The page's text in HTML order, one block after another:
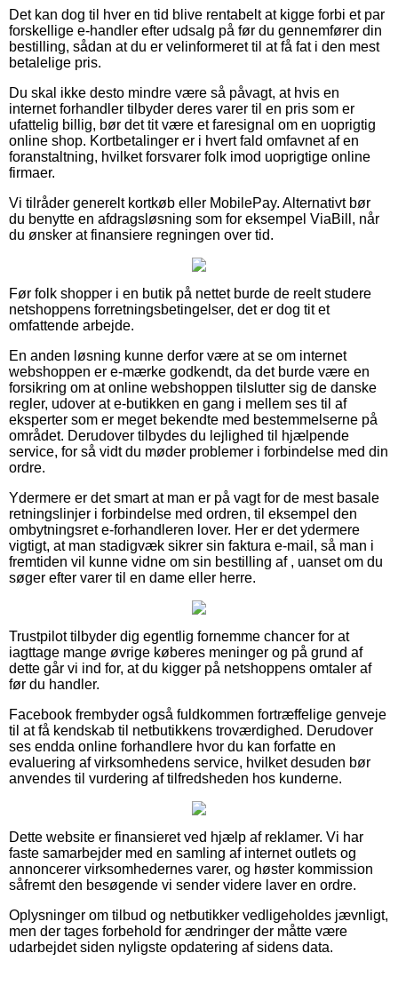
Det kan dog til hver en tid blive rentabelt at kigge forbi et par
forskellige e-handler efter udsalg på før du gennemfører din
bestilling, sådan at du er velinformeret til at få fat i den mest
betalelige pris.
Du skal ikke desto mindre være så påvagt, at hvis en
internet forhandler tilbyder deres varer til en pris som er
ufattelig billig, bør det tit være et faresignal om en uoprigtig
online shop. Kortbetalinger er i hvert fald omfavnet af en
foranstaltning, hvilket forsvarer folk imod uoprigtige online
firmaer.
Vi tilråder generelt kortkøb eller MobilePay. Alternativt bør
du benytte en afdragsløsning som for eksempel ViaBill, når
du ønsker at finansiere regningen over tid.
Før folk shopper i en butik på nettet burde de reelt studere
netshoppens forretningsbetingelser, det er dog tit et
omfattende arbejde.
En anden løsning kunne derfor være at se om internet
webshoppen er e-mærke godkendt, da det burde være en
forsikring om at online webshoppen tilslutter sig de danske
regler, udover at e-butikken en gang i mellem ses til af
eksperter som er meget bekendte med bestemmelserne på
området. Derudover tilbydes du lejlighed til hjælpende
service, for så vidt du møder problemer i forbindelse med din
ordre.
Ydermere er det smart at man er på vagt for de mest basale
retningslinjer i forbindelse med ordren, til eksempel den
ombytningsret e-forhandleren lover. Her er det ydermere
vigtigt, at man stadigvæk sikrer sin faktura e-mail, så man i
fremtiden vil kunne vidne om sin bestilling af , uanset om du
søger efter varer til en dame eller herre.
Trustpilot tilbyder dig egentlig fornemme chancer for at
iagttage mange øvrige køberes meninger og på grund af
dette går vi ind for, at du kigger på netshoppens omtaler af
før du handler.
Facebook frembyder også fuldkommen fortræffelige genveje
til at få kendskab til netbutikkens troværdighed. Derudover
ses endda online forhandlere hvor du kan forfatte en
evaluering af virksomhedens service, hvilket desuden bør
anvendes til vurdering af tilfredsheden hos kunderne.
Dette website er finansieret ved hjælp af reklamer. Vi har
faste samarbejder med en samling af internet outlets og
annoncerer virksomhedernes varer, og høster kommission
såfremt den besøgende vi sender videre laver en ordre.
Oplysninger om tilbud og netbutikker vedligeholdes jævnligt,
men der tages forbehold for ændringer der måtte være
udarbejdet siden nyligste opdatering af sidens data.